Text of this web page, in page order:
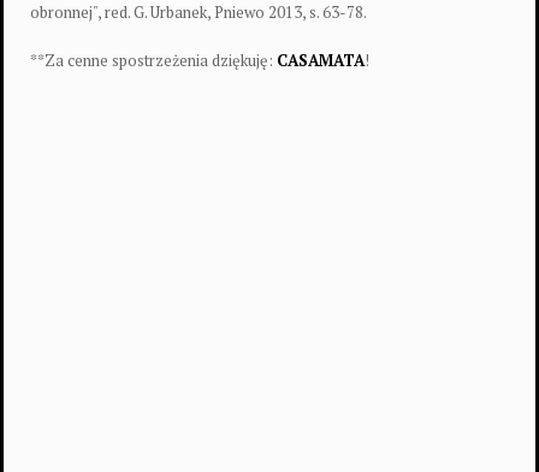
obronnej", red. G. Urbanek, Pniewo 2013, s. 63-78.
**Za cenne spostrzeżenia dziękuję: CASAMATA!